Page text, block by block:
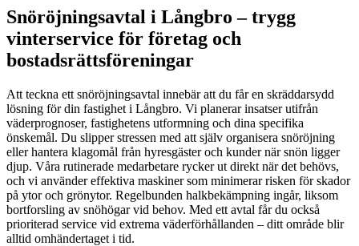
Snöröjningsavtal i Långbro – trygg
vinterservice för företag och
bostadsrättsföreningar
Att teckna ett snöröjningsavtal innebär att du får en skräddarsydd
lösning för din fastighet i Långbro. Vi planerar insatser utifrån
väderprognoser, fastighetens utformning och dina specifika
önskemål. Du slipper stressen med att själv organisera snöröjning
eller hantera klagomål från hyresgäster och kunder när snön ligger
djup. Våra rutinerade medarbetare rycker ut direkt när det behövs,
och vi använder effektiva maskiner som minimerar risken för skador
på ytor och grönytor. Regelbunden halkbekämpning ingår, liksom
bortforsling av snöhögar vid behov. Med ett avtal får du också
prioriterad service vid extrema väderförhållanden – ditt område blir
alltid omhändertaget i tid.